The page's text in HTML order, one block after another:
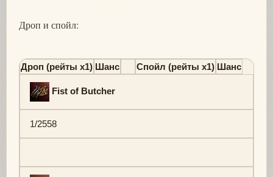
Дроп и спойл:
Дроп (рейты х1) Шанс Спойл (рейты х1) Шанс
Fist of Butcher
1/2558